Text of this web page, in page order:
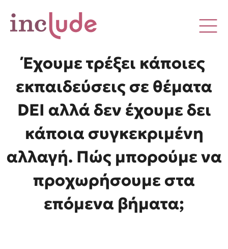
Έχουμε τρέξει κάποιες
εκπαιδεύσεις σε θέματα
DEI αλλά δεν έχουμε δει
κάποια συγκεκριμένη
αλλαγή. Πώς μπορούμε να
προχωρήσουμε στα
επόμενα βήματα;